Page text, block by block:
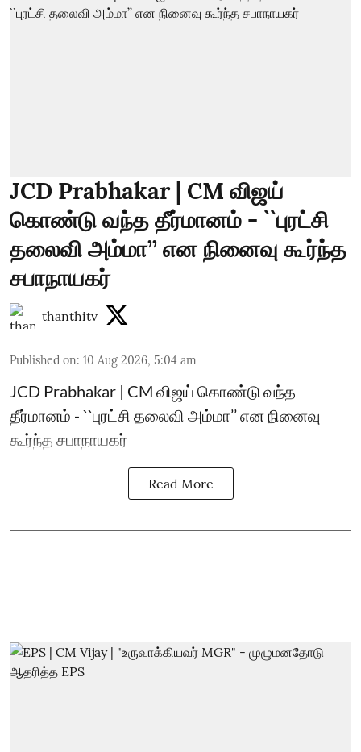
JCD Prabhakar | CM விஜய்
கொண்டு வந்த தீர்மானம் - ``புரட்சி
தலைவி அம்மா’’ என நினைவு கூர்ந்த
சபாநாயகர்
thanthitv
Published on: 10 Aug 2026, 5:04 am
JCD Prabhakar | CM விஜய் கொண்டு வந்த
தீர்மானம் - ``புரட்சி தலைவி அம்மா’’ என நினைவு
கூர்ந்த சபாநாயகர்
Read More